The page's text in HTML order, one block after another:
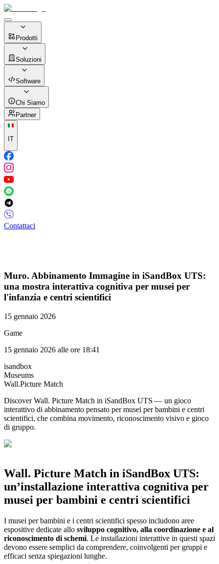
Prodotti
Soluzioni
Software
Chi Siamo
Partner
IT
Contattaci
Muro. Abbinamento Immagine in iSandBox UTS:
una mostra interattiva cognitiva per musei per
l'infanzia e centri scientifici
15 gennaio 2026
Game
15 gennaio 2026 alle ore 18:41
isandbox
Museums
Wall.Picture Match
Discover Wall. Picture Match in iSandBox UTS — un gioco
interattivo di abbinamento pensato per musei per bambini e centri
scientifici, che combina movimento, riconoscimento visivo e gioco
di gruppo.
Wall. Picture Match in iSandBox UTS:
un’installazione interattiva cognitiva per
musei per bambini e centri scientifici
I musei per bambini e i centri scientifici spesso includono aree
espositive dedicate allo sviluppo cognitivo, alla coordinazione e al
riconoscimento di schemi. Le installazioni interattive in questi spazi
devono essere semplici da comprendere, coinvolgenti per gruppi e
efficaci senza spiegazioni lunghe.